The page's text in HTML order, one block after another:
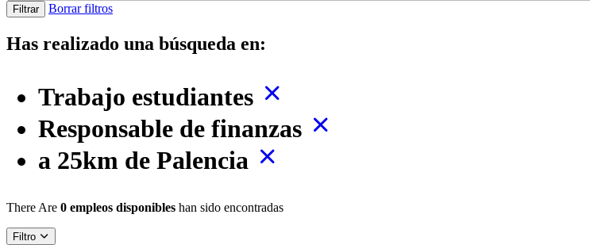
Filtrar Borrar filtros
Has realizado una búsqueda en:
Trabajo estudiantes
Responsable de finanzas
a 25km de Palencia
There Are 0 empleos disponibles han sido encontradas
Filtro